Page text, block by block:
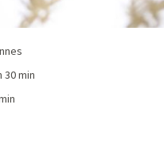
min